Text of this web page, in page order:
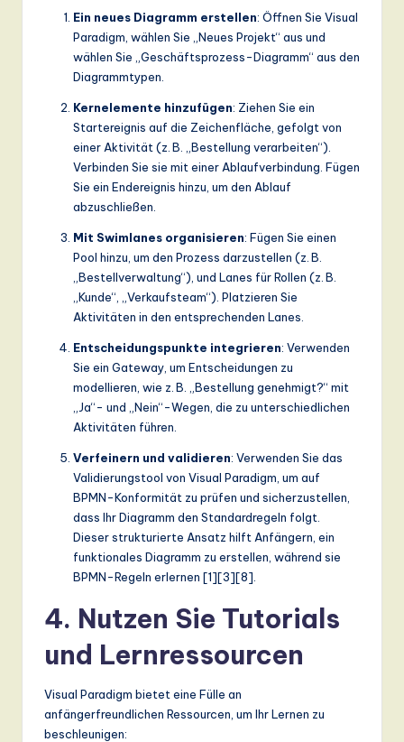
Ein neues Diagramm erstellen: Öffnen Sie Visual
Paradigm, wählen Sie „Neues Projekt“ aus und
wählen Sie „Geschäftsprozess-Diagramm“ aus den
Diagrammtypen.
Kernelemente hinzufügen: Ziehen Sie ein
Startereignis auf die Zeichenfläche, gefolgt von
einer Aktivität (z. B. „Bestellung verarbeiten“).
Verbinden Sie sie mit einer Ablaufverbindung. Fügen
Sie ein Endereignis hinzu, um den Ablauf
abzuschließen.
Mit Swimlanes organisieren: Fügen Sie einen
Pool hinzu, um den Prozess darzustellen (z. B.
„Bestellverwaltung“), und Lanes für Rollen (z. B.
„Kunde“, „Verkaufsteam“). Platzieren Sie
Aktivitäten in den entsprechenden Lanes.
Entscheidungspunkte integrieren: Verwenden
Sie ein Gateway, um Entscheidungen zu
modellieren, wie z. B. „Bestellung genehmigt?“ mit
„Ja“- und „Nein“-Wegen, die zu unterschiedlichen
Aktivitäten führen.
Verfeinern und validieren: Verwenden Sie das
Validierungstool von Visual Paradigm, um auf
BPMN-Konformität zu prüfen und sicherzustellen,
dass Ihr Diagramm den Standardregeln folgt.
Dieser strukturierte Ansatz hilft Anfängern, ein
funktionales Diagramm zu erstellen, während sie
BPMN-Regeln erlernen [1][3][8].
4. Nutzen Sie Tutorials
und Lernressourcen
Visual Paradigm bietet eine Fülle an
anfängerfreundlichen Ressourcen, um Ihr Lernen zu
beschleunigen: